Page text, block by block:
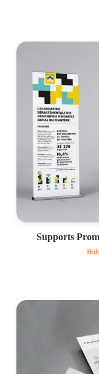
Supports